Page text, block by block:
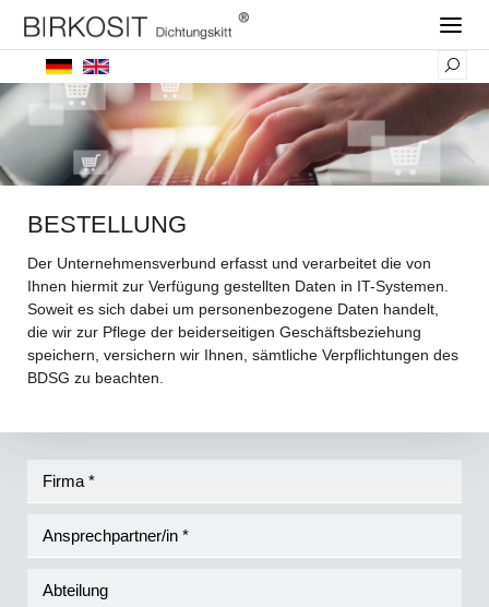
BESTELLUNG
Der Unternehmensverbund erfasst und verarbeitet die von
Ihnen hiermit zur Verfügung gestellten Daten in IT-Systemen.
Soweit es sich dabei um personenbezogene Daten handelt,
die wir zur Pflege der beiderseitigen Geschäftsbeziehung
speichern, versichern wir Ihnen, sämtliche Verpflichtungen des
BDSG zu beachten.